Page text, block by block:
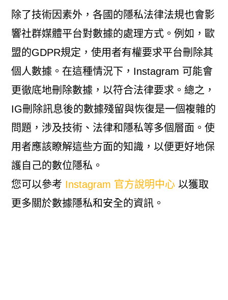
除了技術因素外，各國的隱私法律法規也會影
響社群媒體平台對數據的處理方式。例如，歐
盟的GDPR規定，使用者有權要求平台刪除其
個人數據。在這種情況下，Instagram 可能會
更徹底地刪除數據，以符合法律要求。總之，
IG刪除訊息後的數據殘留與恢復是一個複雜的
問題，涉及技術、法律和隱私等多個層面。使
用者應該瞭解這些方面的知識，以便更好地保
護自己的數位隱私。
您可以參考 Instagram 官方說明中心以獲取
更多關於數據隱私和安全的資訊。